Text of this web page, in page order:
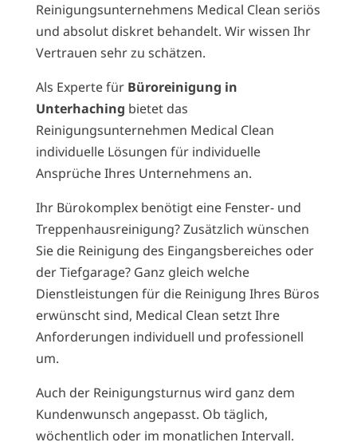
Reinigungsunternehmens Medical Clean seriös
und absolut diskret behandelt. Wir wissen Ihr
Vertrauen sehr zu schätzen.
Als Experte für Büroreinigung in
Unterhaching bietet das
Reinigungsunternehmen Medical Clean
individuelle Lösungen für individuelle
Ansprüche Ihres Unternehmens an.
Ihr Bürokomplex benötigt eine Fenster- und
Treppenhausreinigung? Zusätzlich wünschen
Sie die Reinigung des Eingangsbereiches oder
der Tiefgarage? Ganz gleich welche
Dienstleistungen für die Reinigung Ihres Büros
erwünscht sind, Medical Clean setzt Ihre
Anforderungen individuell und professionell
um.
Auch der Reinigungsturnus wird ganz dem
Kundenwunsch angepasst. Ob täglich,
wöchentlich oder im monatlichen Intervall.